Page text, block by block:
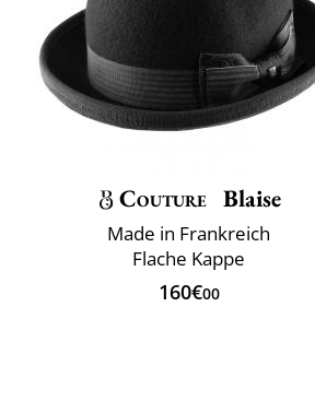
Couture Blaise
Made in Frankreich
Flache Kappe
160€00